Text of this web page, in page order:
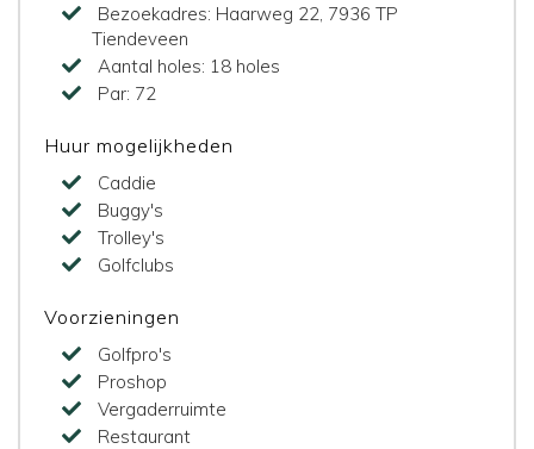
Bezoekadres: Haarweg 22, 7936 TP
Tiendeveen
Aantal holes: 18 holes
Par: 72
Huur mogelijkheden
Caddie
Buggy's
Trolley's
Golfclubs
Voorzieningen
Golfpro's
Proshop
Vergaderruimte
Restaurant